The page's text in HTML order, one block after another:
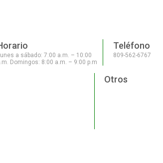
a sábado: 7:00 a.m. – 10:00
Domingos: 8:00 a.m. – 9:00 p.m
Teléfono
809-562-6767
Otros